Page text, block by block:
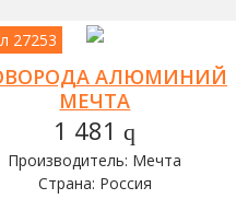
27253
АЛЮМИНИЙ
МЕЧТА
1 481q
Производитель: Мечта
Страна: Россия